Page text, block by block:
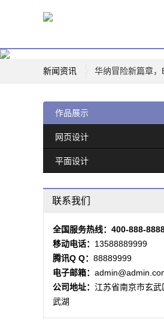
新闻资讯
华纳冒险新篇章，
薛凯琪华纳解约，
票房爆款，国际
作品展示
网页设计
平面设计
联系我们
全国服务热线：400-888-
移动电话： 13588889999
腾讯Q Q： 88889999
电子邮箱：
公司地址： 江苏省南京市玄武
武湖